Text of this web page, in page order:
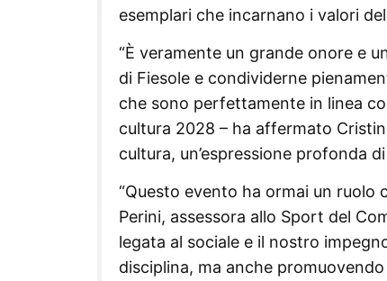
esemplari che incarnano i valori
“È veramente un grande onore e
di Fiesole e condividerne
che sono perfettamente in linea
cultura 2028 – ha affermato
cultura, un’espressione profonda
“Questo evento ha ormai un ruolo
Perini, assessora allo Sport del
legata al sociale e il nostro
disciplina, ma anche